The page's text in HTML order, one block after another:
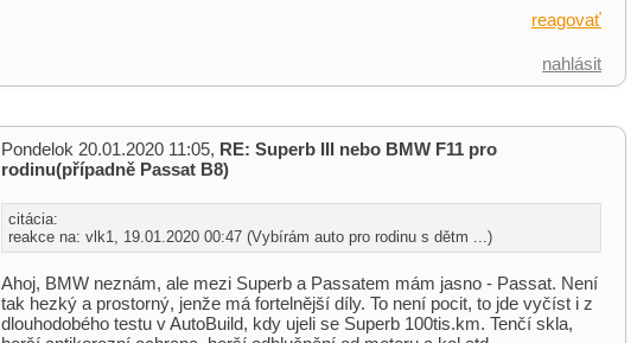
reagovať
nahlásit
Pondelok 20.01.2020 11:05, RE: Superb III nebo BMW F11 pro
rodinu(případně Passat B8)
citácia:
reakce na: vlk1, 19.01.2020 00:47 (Vybírám auto pro rodinu s dětm ...)
Ahoj, BMW neznám, ale mezi Superb a Passatem mám jasno - Passat. Není
tak hezký a prostorný, jenže má fortelnější díly. To není pocit, to jde vyčíst i z
dlouhodobého testu v AutoBuild, kdy ujeli se Superb 100tis.km. Tenčí skla,